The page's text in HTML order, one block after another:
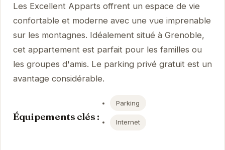
Les Excellent Apparts offrent un espace de vie
confortable et moderne avec une vue imprenable
sur les montagnes. Idéalement situé à Grenoble,
cet appartement est parfait pour les familles ou
les groupes d'amis. Le parking privé gratuit est un
avantage considérable.
Équipements clés :
Parking
Internet